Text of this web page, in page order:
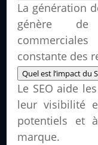
La génération
génère de
constante des
Quel est l’impact du
Le SEO aide
leur visibilité
potentiels et
marque.